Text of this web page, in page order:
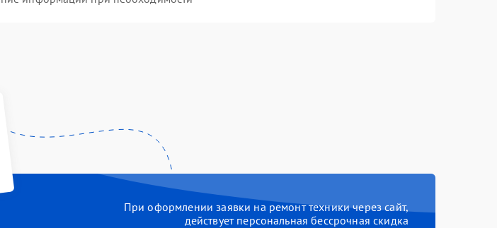
При оформлении заявки на ремонт техники через сайт,
действует персональная бессрочная скидка